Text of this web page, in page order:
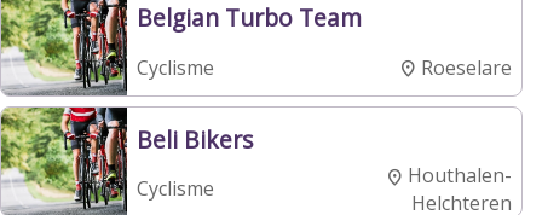
Belgian Turbo Team
Cyclisme Roeselare
Beli Bikers
Cyclisme
Houthalen-
Helchteren